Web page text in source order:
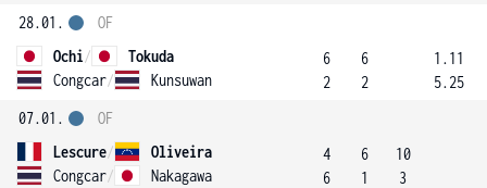
28.01.
Ochi/
Tokuda
Congcar/ Kunsuwan
OF
6
2
6
2
1.11
5.25
07.01.
Lescure/
Oliveira
Congcar/ Nakagawa
OF
4
6
6
1
10
3